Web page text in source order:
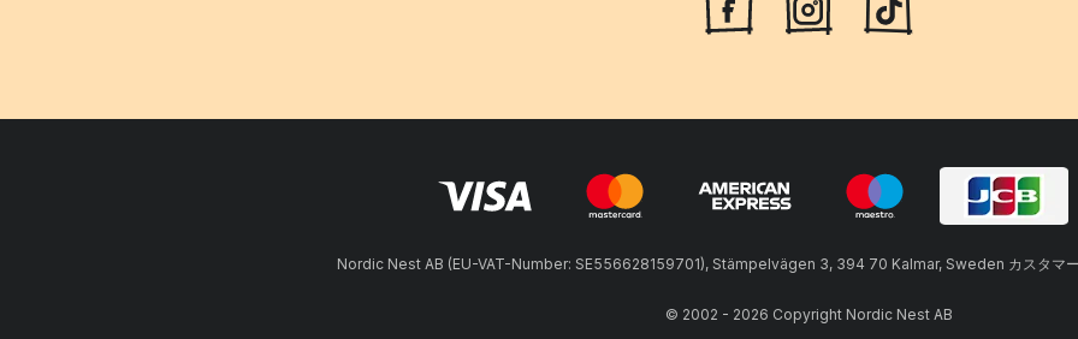
Nordic Nest AB (EU-VAT-Number: SE556628159701), Stämpelvägen 3, 394 70 Kalmar, Sweden カスタマ
© 2002 - 2026 Copyright Nordic Nest AB